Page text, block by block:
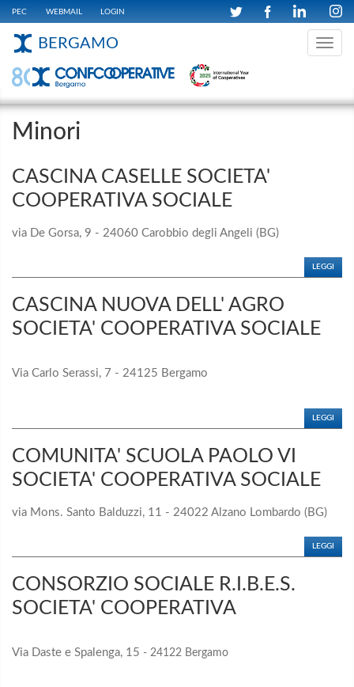
PEC WEBMAIL LOGIN
Toggle
BERGAMO
Minori
CASCINA CASELLE SOCIETA'
COOPERATIVA SOCIALE
via De Gorsa, 9 - 24060 Carobbio degli Angeli (BG)
LEGGI
CASCINA NUOVA DELL' AGRO
SOCIETA' COOPERATIVA SOCIALE
Via Carlo Serassi, 7 - 24125 Bergamo
LEGGI
COMUNITA' SCUOLA PAOLO VI
SOCIETA' COOPERATIVA SOCIALE
via Mons. Santo Balduzzi, 11 - 24022 Alzano Lombardo (BG)
LEGGI
CONSORZIO SOCIALE R.I.B.E.S.
SOCIETA' COOPERATIVA
Via Daste e Spalenga, 15 - 24122 Bergamo